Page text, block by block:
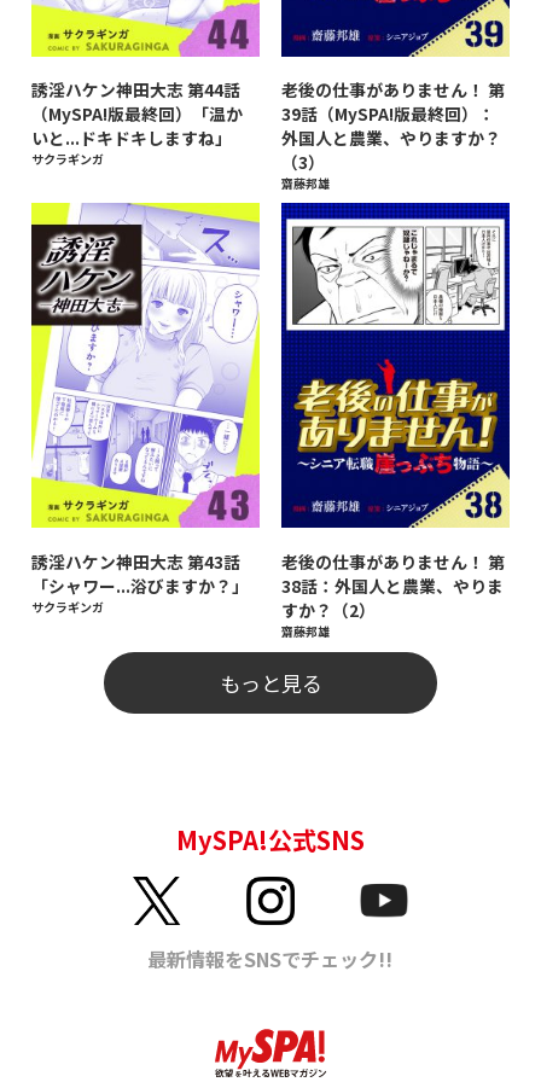
誘淫ハケン神田大志 第44話
（MySPA!版最終回）「温か
いと...ドキドキしますね」
サクラギンガ
老後の仕事がありません！ 第
39話（MySPA!版最終回）：
外国人と農業、やりますか？
（3）
齋藤邦雄
誘淫ハケン神田大志 第43話
「シャワー...浴びますか？」
サクラギンガ
老後の仕事がありません！ 第
38話：外国人と農業、やりま
すか？（2）
齋藤邦雄
もっと見る